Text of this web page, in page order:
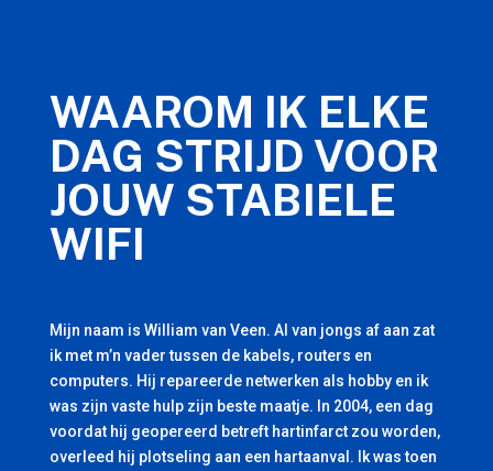
WAAROM IK ELKE
DAG STRIJD VOOR
JOUW STABIELE
WIFI
Mijn naam is William van Veen. Al van jongs af aan zat
ik met m’n vader tussen de kabels, routers en
computers. Hij repareerde netwerken als hobby en ik
was zijn vaste hulp zijn beste maatje. In 2004, een dag
voordat hij geopereerd betreft hartinfarct zou worden,
overleed hij plotseling aan een hartaanval. Ik was toen